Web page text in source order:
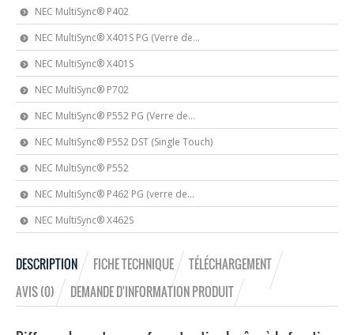
NEC MultiSync® P402
NEC MultiSync® X401S PG (Verre de...
NEC MultiSync® X401S
NEC MultiSync® P702
NEC MultiSync® P552 PG (Verre de...
NEC MultiSync® P552 DST (Single Touch)
NEC MultiSync® P552
NEC MultiSync® P462 PG (verre de...
NEC MultiSync® X462S
DESCRIPTION FICHE TECHNIQUE
TÉLÉCHARGEMENT
AVIS (0)
DEMANDE D'INFORMATION PRODUIT